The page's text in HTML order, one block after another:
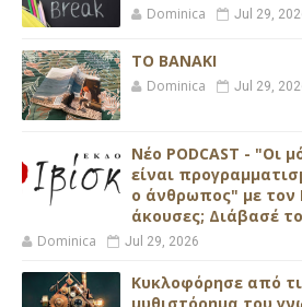
Dominica Jul 29,
ΤΟ ΒΑΝΑΚΙ
Dominica Jul 29,
Νέο PODCAST - "Οι
είναι
ο άνθρωπος" με τον
άκουσες; Διάβασέ
Dominica Jul 29, 2026
Κυκλοφόρησε από